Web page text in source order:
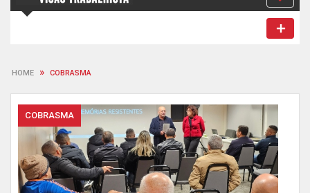
HOME » COBRASMA
COBRASMA